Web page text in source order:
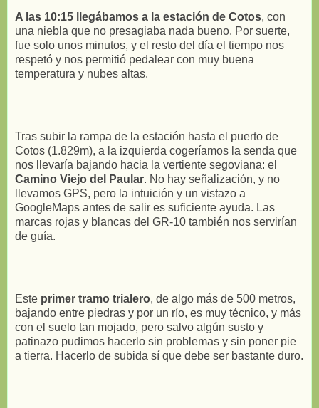
A las 10:15 llegábamos a la estación de Cotos, con
una niebla que no presagiaba nada bueno. Por suerte,
fue solo unos minutos, y el resto del día el tiempo nos
respetó y nos permitió pedalear con muy buena
temperatura y nubes altas.
Tras subir la rampa de la estación hasta el puerto de
Cotos (1.829m), a la izquierda cogeríamos la senda que
nos llevaría bajando hacia la vertiente segoviana: el
Camino Viejo del Paular. No hay señalización, y no
llevamos GPS, pero la intuición y un vistazo a
GoogleMaps antes de salir es suficiente ayuda. Las
marcas rojas y blancas del GR-10 también nos servirían
de guía.
Este primer tramo trialero, de algo más de 500 metros,
bajando entre piedras y por un río, es muy técnico, y más
con el suelo tan mojado, pero salvo algún susto y
patinazo pudimos hacerlo sin problemas y sin poner pie
a tierra. Hacerlo de subida sí que debe ser bastante duro.